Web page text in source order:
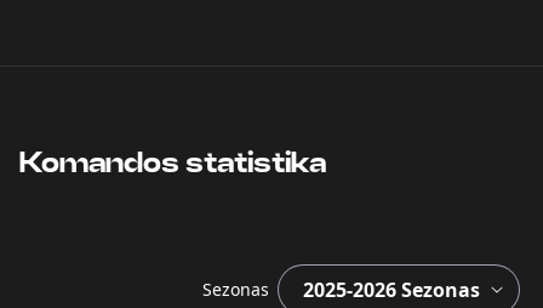
Komandos statistika
Sezonas